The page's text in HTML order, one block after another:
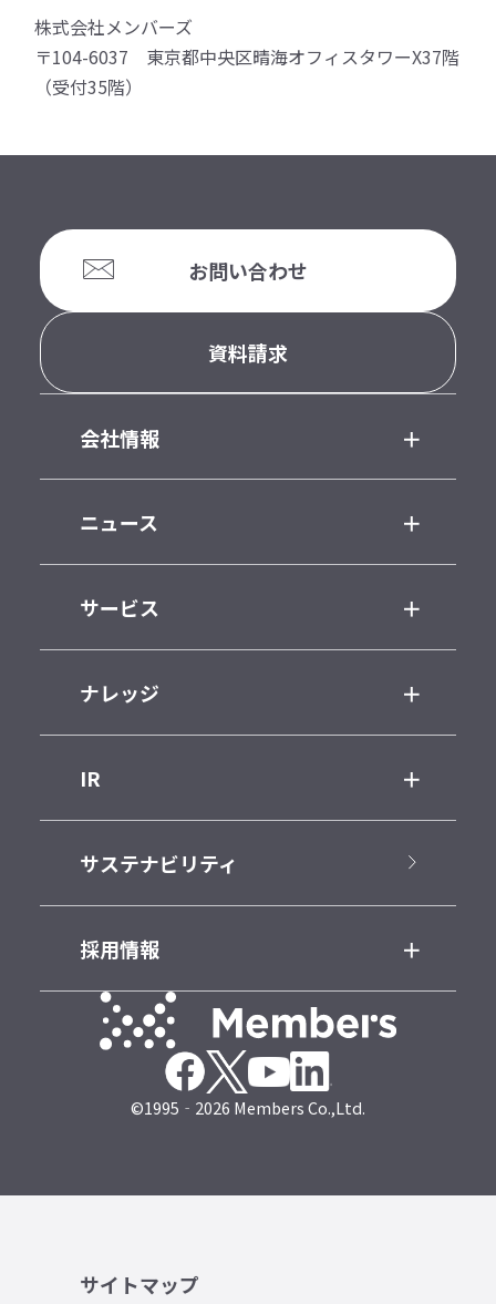
株式会社メンバーズ
〒104-6037 東京都中央区晴海オフィスタワーX37階
（受付35階）
お問い合わせ
資料請求
会社情報
ニュース
サービス
ナレッジ
IR
サステナビリティ
採用情報
©1995‐2026 Members Co.,Ltd.
サイトマップ